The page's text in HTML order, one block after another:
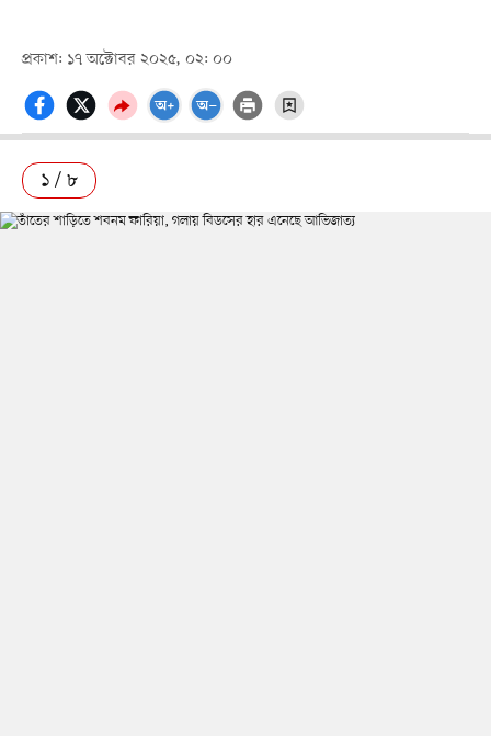
প্রকাশ: ১৭ অক্টোবর ২০২৫, ০২: ০০
১ / ৮